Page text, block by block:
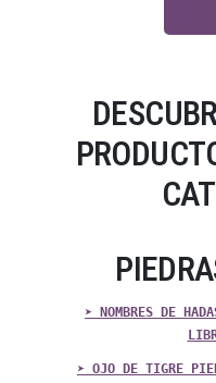
➤ NOMBRES DE
➤ OJO DE TIGRE